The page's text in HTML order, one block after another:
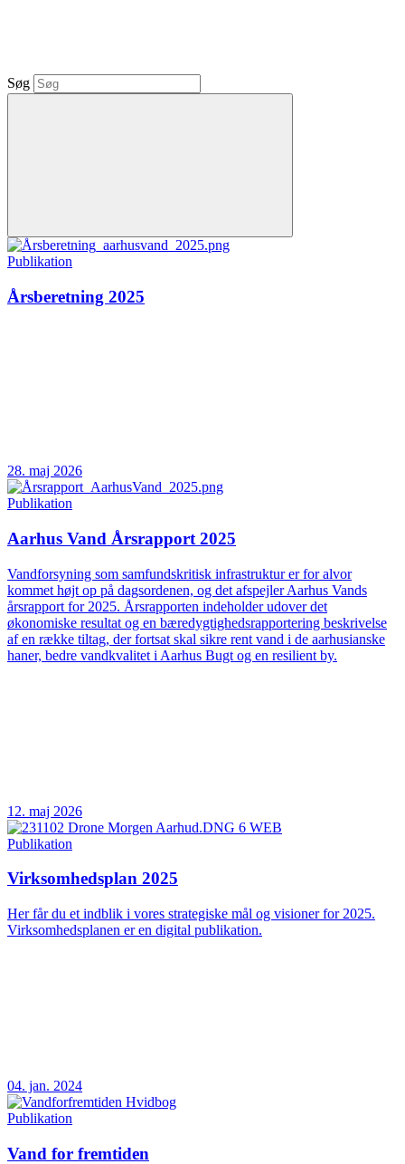
Søg
Publikation
Årsberetning 2025
28. maj 2026
Publikation
Aarhus Vand Årsrapport 2025
Vandforsyning som samfundskritisk infrastruktur er for alvor
kommet højt op på dagsordenen, og det afspejler Aarhus Vands
årsrapport for 2025. Årsrapporten indeholder udover det
økonomiske resultat og en bæredygtighedsrapportering beskrivelse
af en række tiltag, der fortsat skal sikre rent vand i de aarhusianske
haner, bedre vandkvalitet i Aarhus Bugt og en resilient by.
12. maj 2026
Publikation
Virksomhedsplan 2025
Her får du et indblik i vores strategiske mål og visioner for 2025.
Virksomhedsplanen er en digital publikation.
04. jan. 2024
Publikation
Vand for fremtiden